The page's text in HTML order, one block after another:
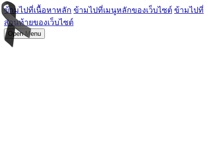
ข้ามไปที่เนื้อหาหลัก ข้ามไปที่เมนูหลักของเว็บไซต์ ข้ามไปที่
ส่วนท้ายของเว็บไซต์
Open Menu